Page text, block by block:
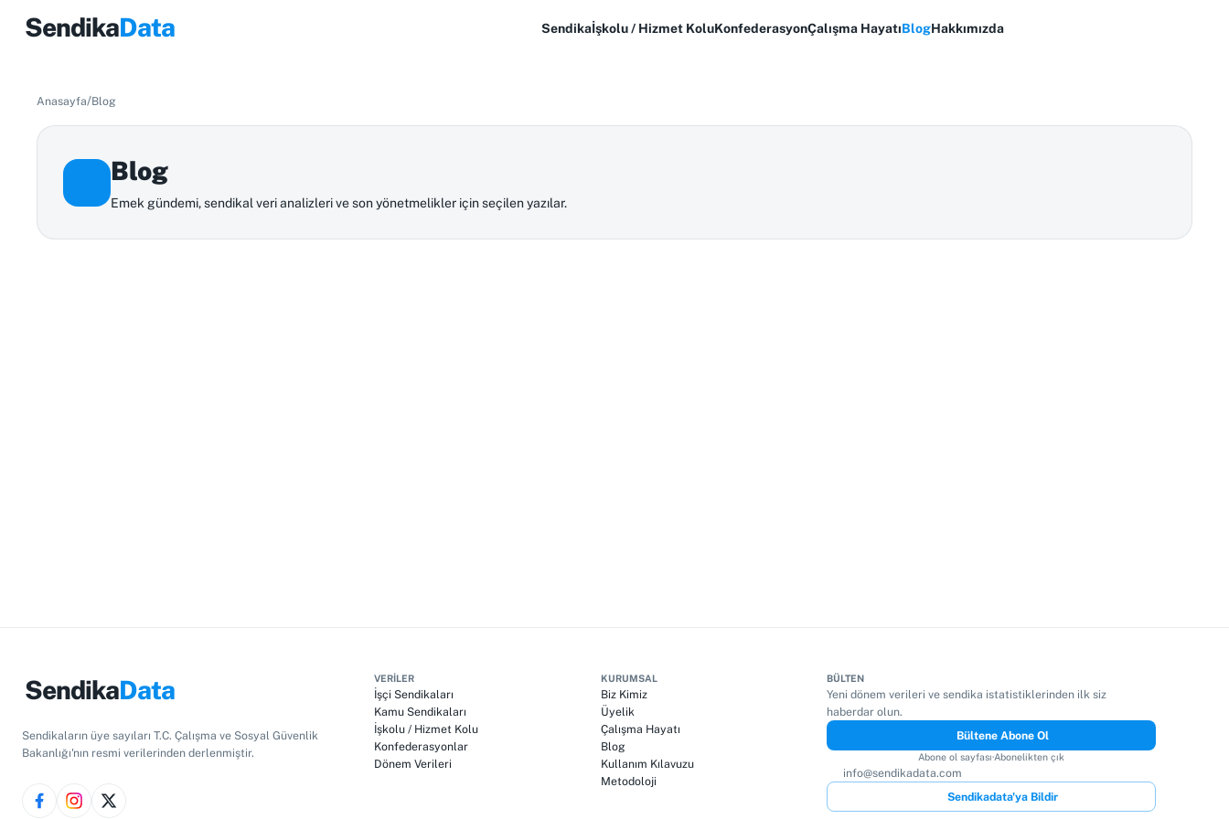
SendikaData Sendikaİşkolu / Hizmet KoluKonfederasyonÇalışma HayatıBlogHakkımızda
Anasayfa/Blog
Blog
Emek gündemi, sendikal veri analizleri ve son yönetmelikler için seçilen yazılar.
SendikaData
Sendikaların üye sayıları T.C. Çalışma ve Sosyal Güvenlik
Bakanlığı'nın resmi verilerinden derlenmiştir.
VERILER
İşçi Sendikaları
Kamu Sendikaları
İşkolu / Hizmet Kolu
Konfederasyonlar
Dönem Verileri
KURUMSAL
Biz Kimiz
Üyelik
Çalışma Hayatı
Blog
Kullanım Kılavuzu
Metodoloji
BÜLTEN
Yeni dönem verileri ve sendika istatistiklerinden ilk siz
haberdar olun.
Bültene Abone Ol
Abone ol sayfası·Abonelikten çık
info@sendikadata.com
Sendikadata'ya Bildir